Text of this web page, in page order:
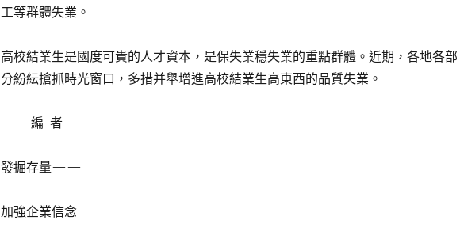
工等群體失業。
高校結業生是國度可貴的人才資本，是保失業穩失業的重點群體。近期，各地各部
分紛紜搶抓時光窗口，多措并舉增進高校結業生高東西的品質失業。
——編 者
發掘存量——
加強企業信念